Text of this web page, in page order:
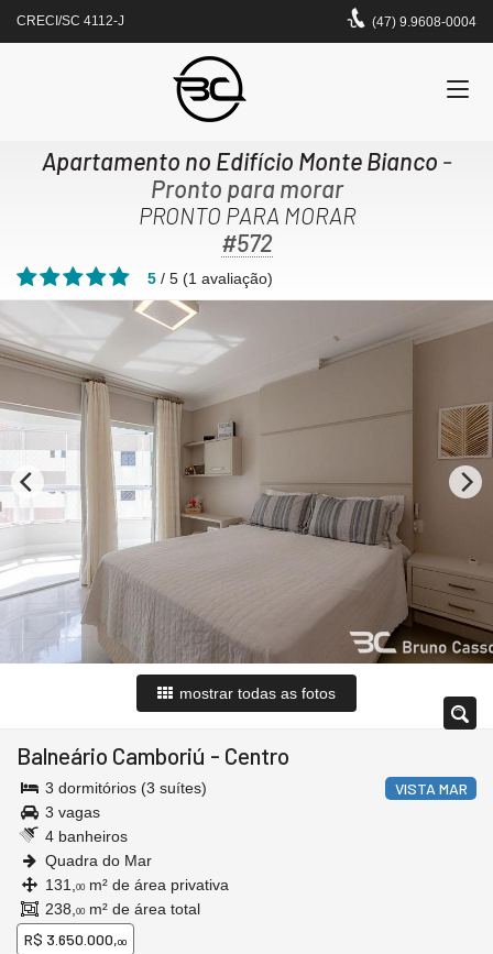
CRECI/SC 4112-J (47) 9.9608-0004
Apartamento no Edifício Monte Bianco -
Pronto para morar
PRONTO PARA MORAR
#572
5 / 5 (1 avaliação)
mostrar todas as fotos
Balneário Camboriú - Centro
VISTA MAR
3 dormitórios (3 suítes)
3 vagas
4 banheiros
Quadra do Mar
131,
00 m² de área privativa
238, 00 m² de área total
R$ 3.650.000,00